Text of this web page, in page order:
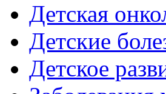
Детская
Детские
Детское